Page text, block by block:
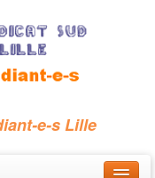
e-s Lille